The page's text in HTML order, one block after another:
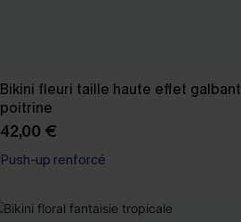
Bikini fleuri taille haute effet galbant
poitrine
42,00 €
Push-up renforcé